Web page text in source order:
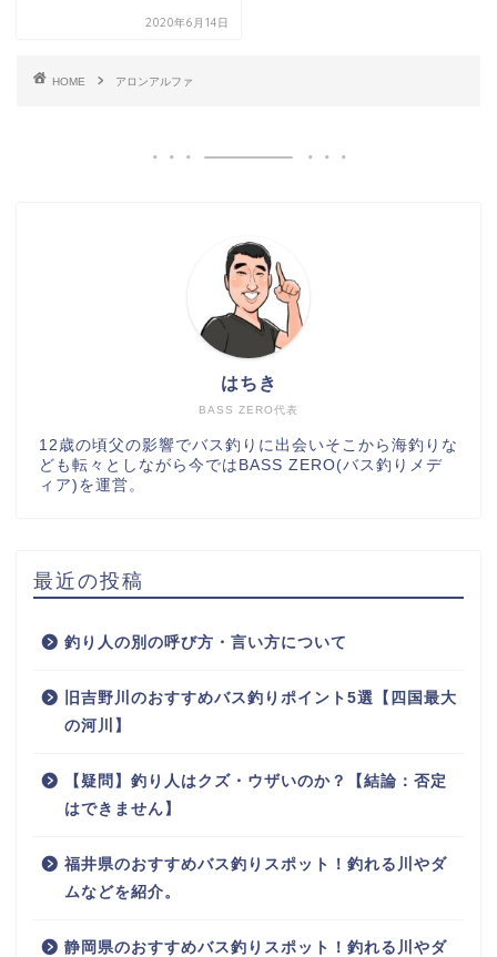
2020年6月14日
HOME アロンアルファ
BASS ZERO代表
はちき
12歳の頃父の影響でバス釣りに出会いそこから海釣りな
ども転々としながら今ではBASS ZERO(バス釣りメデ
ィア)を運営。
最近の投稿
釣り人の別の呼び方・言い方について
旧吉野川のおすすめバス釣りポイント5選【四国最大
の河川】
【疑問】釣り人はクズ・ウザいのか？【結論：否定
はできません】
福井県のおすすめバス釣りスポット！釣れる川やダ
ムなどを紹介。
静岡県のおすすめバス釣りスポット！釣れる川やダ